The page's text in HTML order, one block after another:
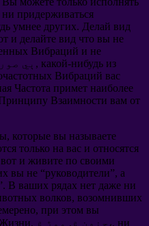
придерживаться
умнее других. Делай вид
и делайте вид что вы не
Вибраций и не
. ٻي صورت ۾, какой-нибудь из
Вибраций вас
Частота примет наиболее
Взаимности вам от
, которые вы называете
только на вас и относятся
вот и живите по своими
вы не “руководители”, а
В ваших рядах нет даже ни
волков, возомнивших
, при этом вы
Жизни
, جنهن ۾, موڙ ۾،, ни